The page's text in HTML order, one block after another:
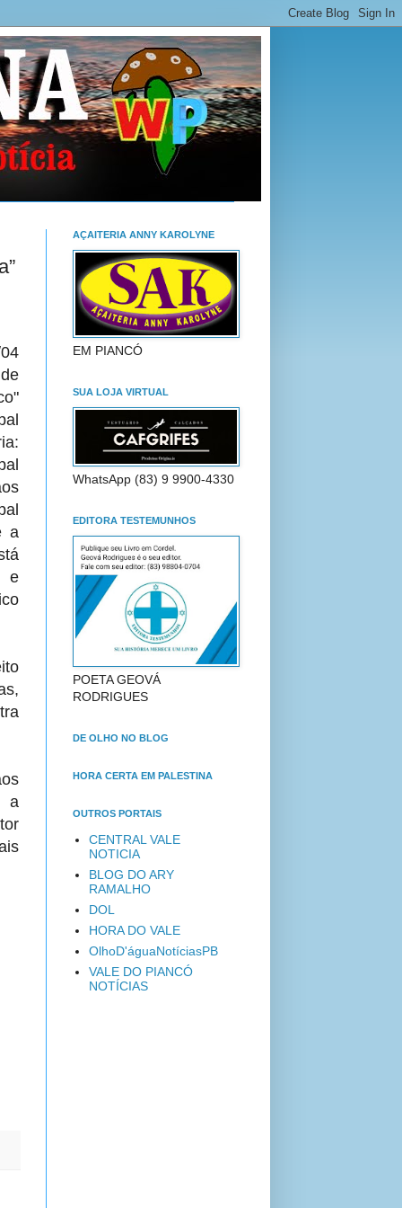
a
e
a
AÇAITERIA ANNY KAROLYNE
EM PIANCÓ
SUA LOJA VIRTUAL
WhatsApp (83) 9 9900-4330
EDITORA TESTEMUNHOS
POETA GEOVÁ
RODRIGUES
DE OLHO NO BLOG
HORA CERTA EM PALESTINA
OUTROS PORTAIS
CENTRAL VALE
NOTICIA
BLOG DO ARY
RAMALHO
DOL
HORA DO VALE
OlhoD'águaNotíciasPB
VALE DO PIANCÓ
NOTÍCIAS